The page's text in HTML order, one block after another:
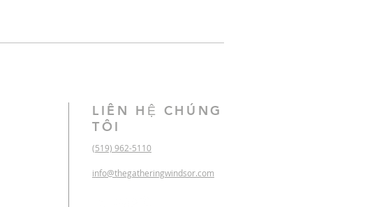
LIÊN HỆ CHÚNG
TÔI
(519) 962-5110
info@thegatheringwindsor.com